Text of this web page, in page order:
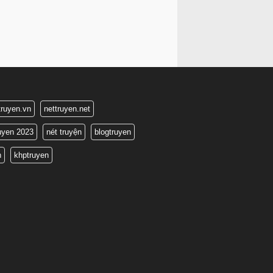
nettruyen.net
2023 nét truyện blogtruyen
khptruyen